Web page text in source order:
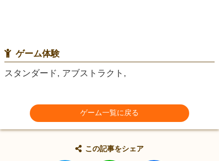
ゲーム体験
スタンダード, アブストラクト,
ゲーム一覧に戻る
この記事をシェア